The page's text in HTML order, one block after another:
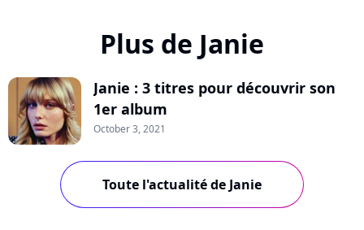
Plus de Janie
Janie : 3 titres pour découvrir son
1er album
October 3, 2021
Toute l'actualité de Janie